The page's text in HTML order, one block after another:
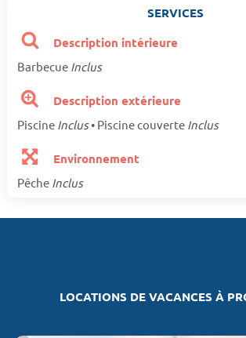
SERVICES
Description intérieure
Barbecue Inclus
Description extérieure
Piscine Inclus• Piscine couverte Inclus
Environnement
Pêche Inclus
LOCATIONS DE VACANCES À